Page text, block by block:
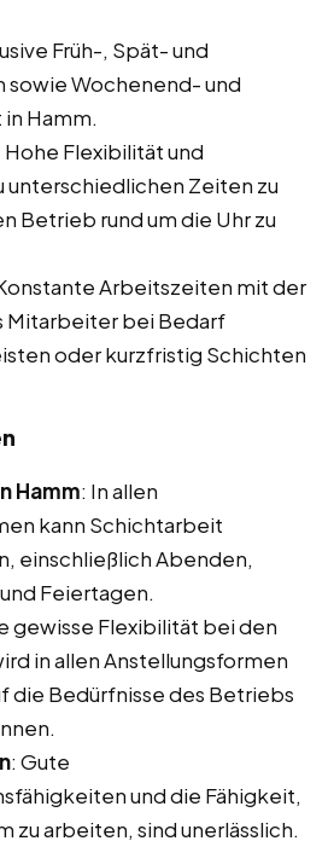
Früh-, Spät- und
sowie Wochenend- und
Hamm.
Hohe Flexibilität und
unterschiedlichen Zeiten zu
Betrieb rund um die Uhr zu
Arbeitszeiten mit der
Mitarbeiter bei Bedarf
oder kurzfristig Schichten
Hamm: In allen
kann Schichtarbeit
einschließlich Abenden,
Feiertagen.
gewisse Flexibilität bei den
in allen Anstellungsformen
die Bedürfnisse des Betriebs
: Gute
und die Fähigkeit,
zu arbeiten, sind unerlässlich.